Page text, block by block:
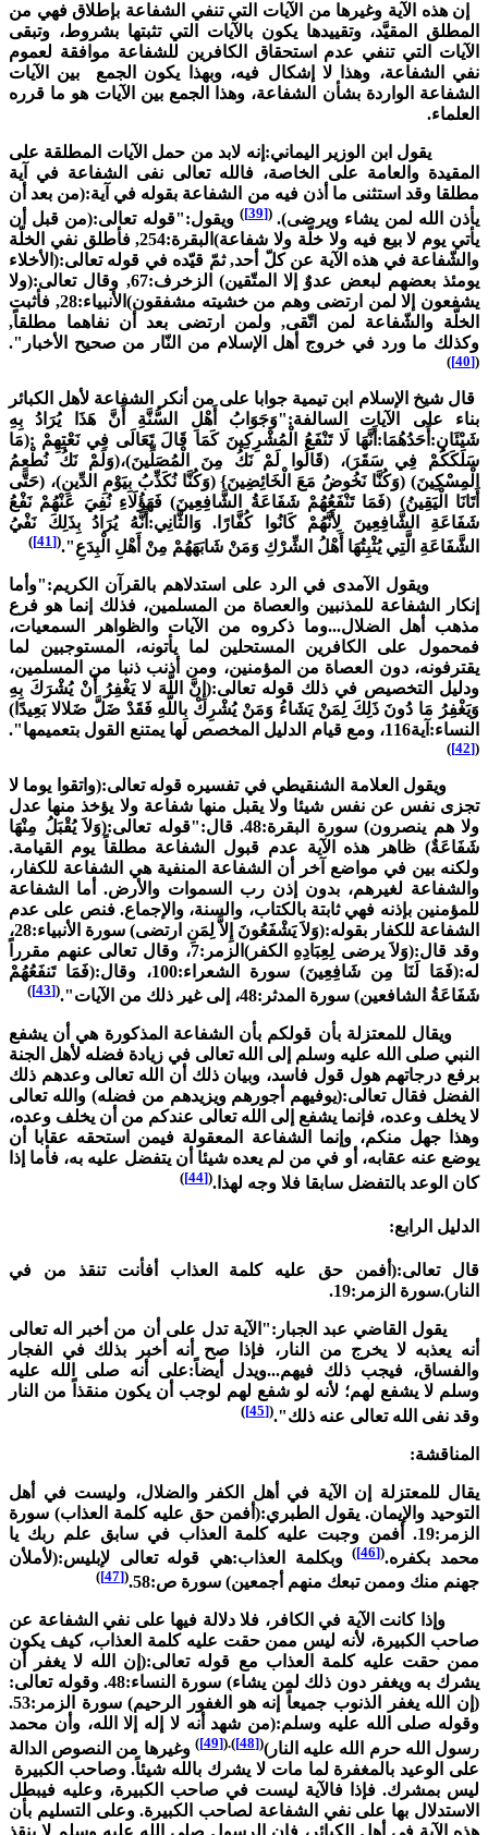
هذه الآية وغيرها من الآيات التي تنفي الشفاعة بإطلاق فهي من
المقيَّد، وتقييدها يكون بالآيات التي تثبتها بشروط، وتبقى
التي تنفي عدم استحقاق الكافرين للشفاعة موافقة لعموم
الشفاعة، وهذا لا إشكال فيه، وبهذا يكون الجمع بين الآيات
الواردة بشأن الشفاعة، وهذا الجمع بين الآيات هو ما قرره
ابن الوزير اليماني:إنه لابد من حمل الآيات المطلقة على
والعامة على الخاصة، فالله تعالى نفى الشفاعة في آية
وقد استثنى ما أذن فيه من الشفاعة بقوله في آية:(من بعد أن
الله لمن يشاء ويرضى). (
)ويقول:"قوله تعالى:(من قبل أن
يأتي يوم لا بيع فيه ولا خلّة ولا شفاعة)البقرة:254, فأطلق نفي الخلّة
في هذه الآية عن كلّ أحد, ثمّ قيّده في قوله تعالى:(الأخلاء
يومئذ بعضهم لبعض عدوٌ إلا المتّقين) الزخرف:67, وقال تعالى:(ولا
يشفعون إلا لمن ارتضى وهم من خشيته مشفقون)الأنبياء:28, فأثبت
والشّفاعة لمن اتّقى, ولمن ارتضى بعد أن نفاهما مطلقاً,
ما ورد في خروج أهل الإسلام من النّار من صحيح الأخبار".
)
شيخ الإسلام ابن تيمية جوابا على من أنكر الشفاعة لأهل الكبائر
على الآيات السالفة:"وَجَوَابُ أَهْلِ السُّنَّةِ أَنَّ هَذَا يُرَادُ بِهِ
لَا تَنْفَعُ الْمُشْرِكِينَ كَمَا قَالَ تَعَالَى فِي نَعْتِهِمْ :(مَا
فِي سَقَرَ)، (قَالُوا لَمْ نَكُ مِنَ الْمُصَلِّينَ)،(وَلَمْ نَكُ نُطْعِمُ
(وَكُنَّا نَخُوضُ مَعَ الْخَائِضِينَ} (وَكُنَّا نُكَذِّبُ بِيَوْمِ الدِّينِ)، (حَتَّى
الْيَقِينُ) (فَمَا تَنْفَعُهُمْ شَفَاعَةُ الشَّافِعِينَ) فَهَؤُلَاءِ نُفِيَ عَنْهُمْ نَفْعُ
الشَّافِعِينَ لِأَنَّهُمْ كَانُوا كُفَّارًا. وَالثَّانِي:أَنَّهُ يُرَادُ بِذَلِكَ نَفْيُ
الَّتِي يُثْبِتُهَا أَهْلُ الشِّرْكِ وَمَنْ شَابَهَهُمْ مِنْ أَهْلِ الْبِدَعِ". (
[41]
)
الآمدى في الرد على استدلاهم بالقرآن الكريم:"وأما
الشفاعة للمذنبين والعصاة من المسلمين، فذلك إنما هو فرع
أهل الضلال...وما ذكروه من الآيات والظواهر السمعيات،
على الكافرين المستحلين لما يأتونه، المستوجبين لما
دون العصاة من المؤمنين، ومن أذنب ذنبا من المسلمين،
التخصيص في ذلك قوله تعالى:(إِنَّ اللَّهَ لا يَغْفِرُ أَنْ يُشْرَكَ بِهِ
مَا دُونَ ذَلِكَ لِمَنْ يَشَاءُ وَمَنْ يُشْرِكْ بِاللَّهِ فَقَدْ ضَلَّ ضَلالا بَعِيدًا)
ومع قيام الدليل المخصص لها يمتنع القول بتعميمها".
)
العلامة الشنقيطي في تفسيره قوله تعالى:(واتقوا يوما لا
نفس عن نفس شيئا ولا يقبل منها شفاعة ولا يؤخذ منها عدل
ولا هم ينصرون) سورة البقرة:48. قال:"قوله تعالى:(وَلاَ يُقْبَلُ مِنْهَا
ظاهر هذه الآية عدم قبول الشفاعة مطلقاً يوم القيامة.
بين في مواضع آخر أن الشفاعة المنفية هي الشفاعة للكفار،
لغيرهم، بدون إذن رب السموات والأرض. أما الشفاعة
بإذنه فهي ثابتة بالكتاب، والسنة، والإجماع. فنص على عدم
الشفاعة للكفار بقوله:(وَلاَ يَشْفَعُونَ إِلاَّ لِمَنِ ارتضى) سورة الأنبياء:28،
وقد قال:(وَلاَ يرضى لِعِبَادِهِ الكفر)الزمر:7، وقال تعالى عنهم مقرراً
له:(فَمَا لَنَا مِن شَافِعِينَ) سورة الشعراء:100، وقال:(فَمَا تَنفَعُهُمْ
الشافعين) سورة المدثر:48، إلى غير ذلك من الآيات".
(
[43]
)
للمعتزلة بأن قولكم بأن الشفاعة المذكورة هي أن يشفع
صلى الله عليه وسلم إلى الله تعالى في زيادة فضله لأهل الجنة
درجاتهم هول قول فاسد، وبيان ذلك أن الله تعالى وعدهم ذلك
فقال تعالى:(يوفيهم أجورهم ويزيدهم من فضله) والله تعالى
يخلف وعده، فإنما يشفع إلى الله تعالى عندكم من أن يخلف وعده،
جهل منكم، وإنما الشفاعة المعقولة فيمن استحقه عقابا أن
عنه عقابه، أو في من لم يعده شيئا أن يتفضل عليه به، فأما إذا
الوعد بالتفضل سابقا فلا وجه لهذا.(
[44]
)
الرابع:
تعالى:(أفمن حق عليه كلمة العذاب أفأنت تنقذ من في
الزمر:19.
القاضي عبد الجبار:"الآية تدل على أن من أخبر اله تعالى
يعذبه لا يخرج من النار، فإذا صح أنه أخبر بذلك في الفجار
فيجب ذلك فيهم...ويدل أيضاً:على أنه صلى الله عليه
لا يشفع لهم؛ لأنه لو شفع لهم لوجب أن يكون منقذاً من النار
نفى الله تعالى عنه ذلك". (
[45]
)
للمعتزلة إن الآية في أهل الكفر والضلال، وليست في أهل
والإيمان. يقول الطبري:(أفمن حق عليه كلمة العذاب) سورة
الزمر:19. أفمن وجبت عليه كلمة العذاب في سابق علم ربك يا
بكفره.
)وبكلمة العذاب:هي قوله تعالى لإبليس:(لأملأن
منك وممن تبعك منهم أجمعين) سورة ص:58.
(
[47]
)
كانت الآية في الكافر، فلا دلالة فيها على نفي الشفاعة عن
الكبيرة، لأنه ليس ممن حقت عليه كلمة العذاب، كيف يكون
حقت عليه كلمة العذاب مع قوله تعالى:(إن الله لا يغفر أن
يشرك به ويغفر دون ذلك لمن يشاء) سورة النساء:48. وقوله تعالى:
(إن الله يغفر الذنوب جميعاً إنه هو الغفور الرحيم) سورة الزمر:53.
صلى الله عليه وسلم:(من شهد أنه لا إله إلا الله، وأن محمد
الله حرم الله عليه النار) [48]
).(
[49]
)وغيرها من النصوص الدالة
الوعيد بالمغفرة لما مات لا يشرك بالله شيئاً. وصاحب الكبيرة
بمشرك. فإذا فالآية ليست في صاحب الكبيرة، وعليه فيبطل
بها على نفي الشفاعة لصاحب الكبيرة. وعلى التسليم بأن
الآية في أهل الكبائر، فإن الرسول صلى الله عليه وسلم لا ينقذ